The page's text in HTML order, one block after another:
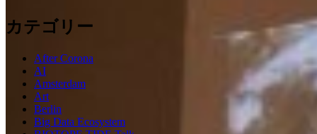
カテゴリー
After Corona
AI
Amsterdam
Art
Berlin
Big Data Ecosystem